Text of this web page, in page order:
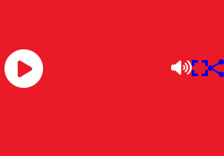
EXPLORAR: